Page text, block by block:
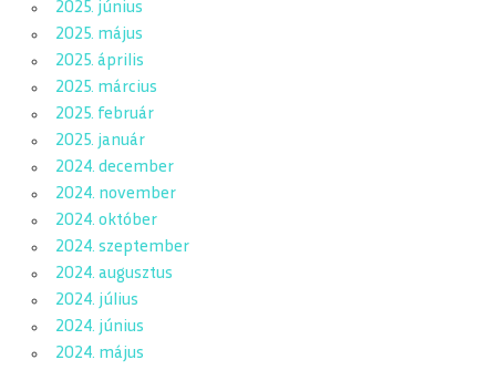
2025. június
2025. május
2025. április
2025. március
2025. február
2025. január
2024. december
2024. november
2024. október
2024. szeptember
2024. augusztus
2024. július
2024. június
2024. május